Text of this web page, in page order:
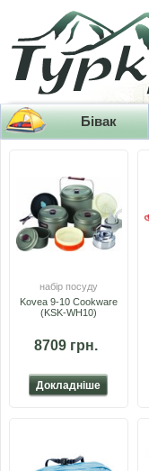
Бівак
набір посуду
Kovea 9-10 Cookware
(KSK-WH10)
8709 грн.
Докладніше